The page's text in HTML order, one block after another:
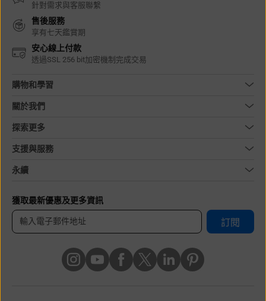
針對需求與客服聯繫
售後服務
享有七天鑑賞期
安心線上付款
透過SSL 256 bit加密機制完成交易
購物和學習
關於我們
探索更多
支援與服務
永續
獲取最新優惠及更多資訊
訂閱